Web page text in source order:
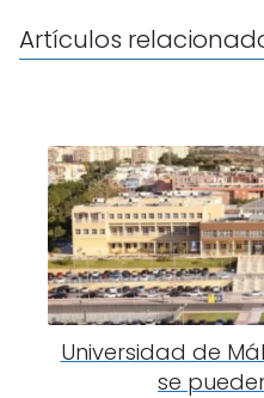
Artículos
Universidad de
se